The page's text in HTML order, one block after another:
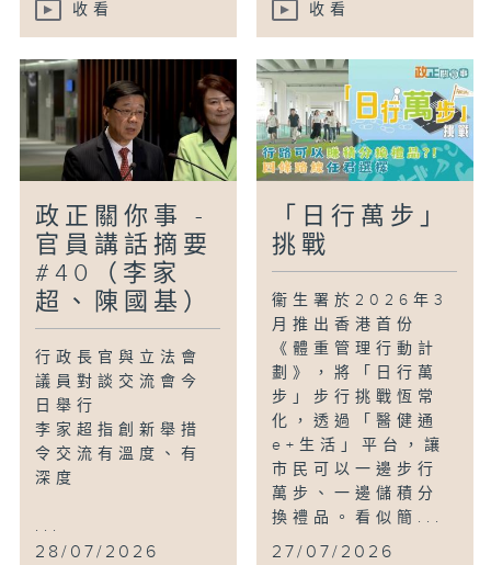
收看 收看
政正關你事 -
官員講話摘要
#40（李家
超、陳國基）
行政長官與立法會
議員對談交流會今
日舉行
李家超指創新舉措
令交流有溫度、有
深度
...
28/07/2026
「日行萬步」
挑戰
衞生署於2026年3
月推出香港首份
《體重管理行動計
劃》，將「日行萬
步」步行挑戰恆常
化，透過「醫健通
e+生活」平台，讓
市民可以一邊步行
萬步、一邊儲積分
換禮品。看似簡...
27/07/2026